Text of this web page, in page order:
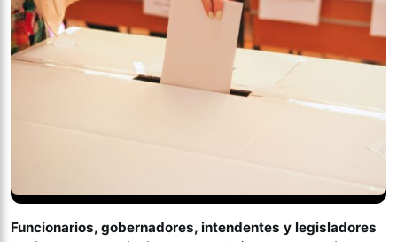
Funcionarios, gobernadores, intendentes y legisladores